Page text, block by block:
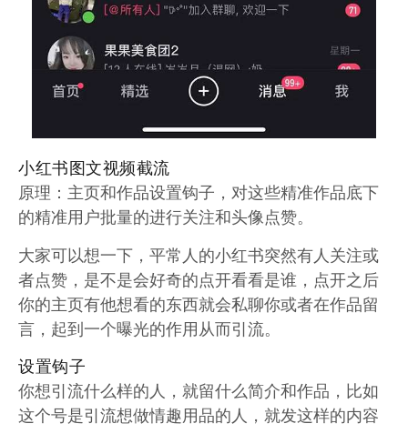
小红书图文视频截流
原理：主页和作品设置钩子，对这些精准作品底下
的精准用户批量的进行关注和头像点赞。
大家可以想一下，平常人的小红书突然有人关注或
者点赞，是不是会好奇的点开看看是谁，点开之后
你的主页有他想看的东西就会私聊你或者在作品留
言，起到一个曝光的作用从而引流。
设置钩子
你想引流什么样的人，就留什么简介和作品，比如
这个号是引流想做情趣用品的人，就发这样的内容